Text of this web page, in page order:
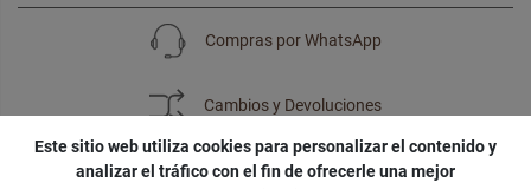
Compras por WhatsApp
Cambios y Devoluciones
Este sitio web utiliza cookies para personalizar el contenido y
analizar el tráfico con el fin de ofrecerle una mejor